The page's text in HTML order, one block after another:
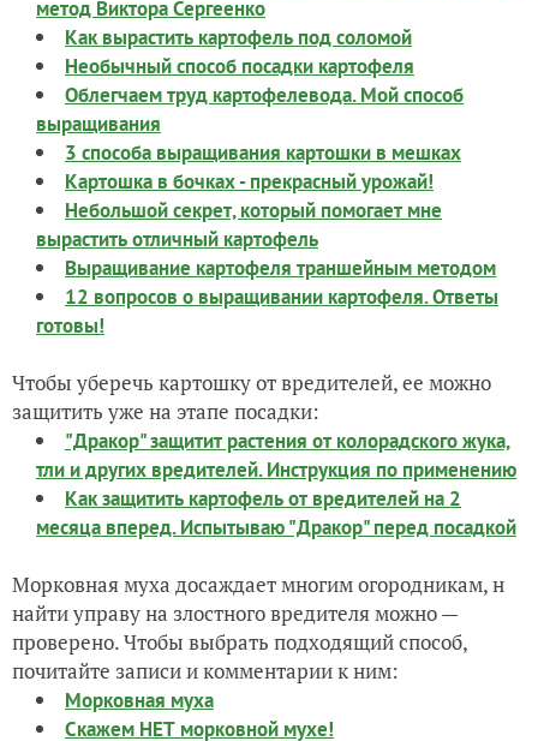
метод Виктора Сергеенко
Как вырастить картофель под соломой
Необычный способ посадки картофеля
Облегчаем труд картофелевода. Мой способ
выращивания
3 способа выращивания картошки в мешках
Картошка в бочках - прекрасный урожай!
Небольшой секрет, который помогает мне
вырастить отличный картофель
Выращивание картофеля траншейным методом
12 вопросов о выращивании картофеля. Ответы
готовы!
Чтобы уберечь картошку от вредителей, ее можно
защитить уже на этапе посадки:
"Дракор" защитит растения от колорадского жука,
тли и других вредителей. Инструкция по применению
Как защитить картофель от вредителей на 2
месяца вперед. Испытываю "Дракор" перед посадкой
Морковная муха досаждает многим огородникам, н
найти управу на злостного вредителя можно —
проверено. Чтобы выбрать подходящий способ,
почитайте записи и комментарии к ним:
Морковная муха
Скажем НЕТ морковной мухе!